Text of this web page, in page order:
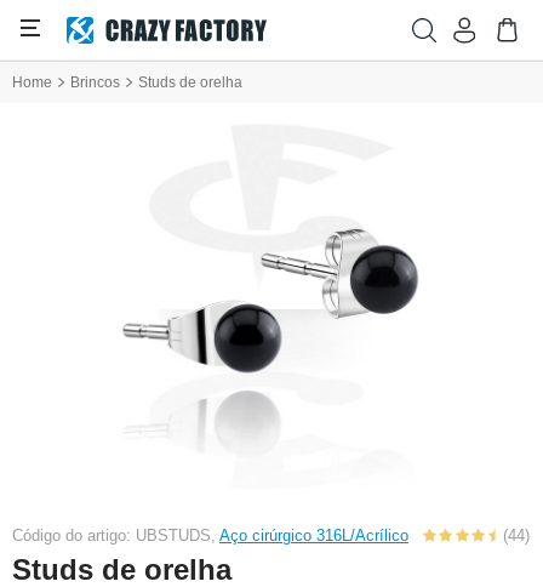
Home Brincos Studs de orelha
Código do artigo: UBSTUDS, Aço cirúrgico 316L/Acrílico (44)
Studs de orelha